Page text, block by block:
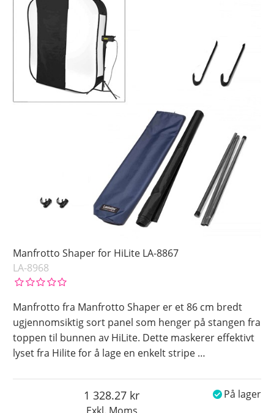
Manfrotto Shaper for HiLite LA-8867
LA-8968
Manfrotto fra Manfrotto Shaper er et 86 cm bredt
ugjennomsiktig sort panel som henger på stangen fra
toppen til bunnen av HiLite. Dette maskerer effektivt
lyset fra Hilite for å lage en enkelt stripe …
1 328.27 På lager